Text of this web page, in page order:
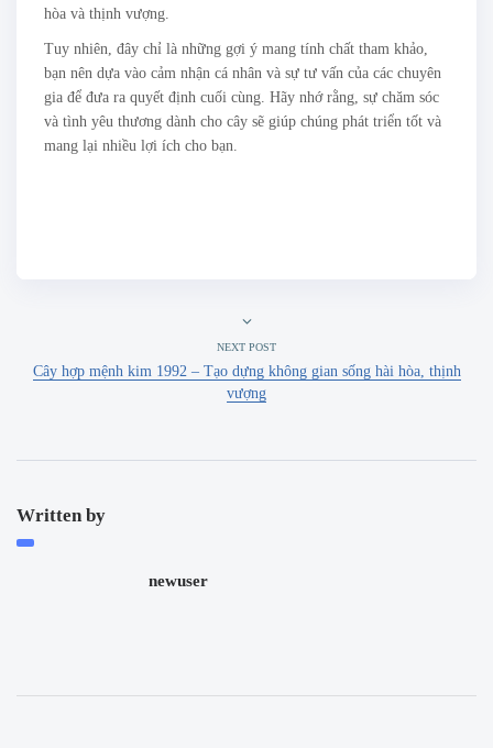
hòa và thịnh vượng.
Tuy nhiên, đây chỉ là những gợi ý mang tính chất tham khảo,
bạn nên dựa vào cảm nhận cá nhân và sự tư vấn của các chuyên
gia để đưa ra quyết định cuối cùng. Hãy nhớ rằng, sự chăm sóc
và tình yêu thương dành cho cây sẽ giúp chúng phát triển tốt và
mang lại nhiều lợi ích cho bạn.
NEXT POST
Cây hợp mệnh kim 1992 – Tạo dựng không gian sống hài hòa, thịnh
vượng
Written by
newuser